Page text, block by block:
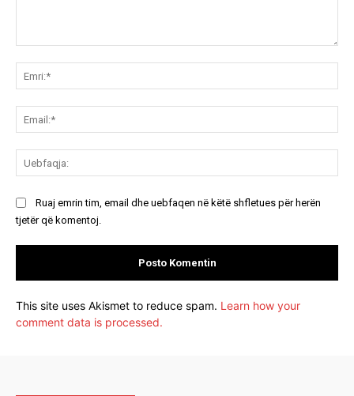
Ruaj emrin tim, email dhe uebfaqen në këtë shfletues për herën
tjetër që komentoj.
This site uses Akismet to reduce spam. Learn how your
comment data is processed.